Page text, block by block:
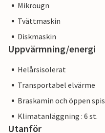
Mikrougn
Tvättmaskin
Diskmaskin
Uppvärmning/energi
Helårsisolerat
Transportabel elvärme
Braskamin och öppen spis
Klimatanläggning : 6 st.
Utanför